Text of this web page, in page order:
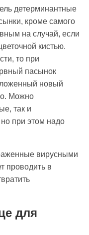
детерминантные
кроме самого
на случай, если
кистью.
то при
пасынок
новый
Можно
так и
при этом надо
вирусными
проводить в
для